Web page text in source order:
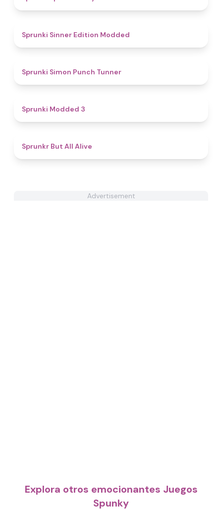
Sprunki Sinner Edition Modded
Sprunki Simon Punch Tunner
Sprunki Modded 3
Sprunkr But All Alive
Advertisement
Explora otros emocionantes Juegos
Spunky